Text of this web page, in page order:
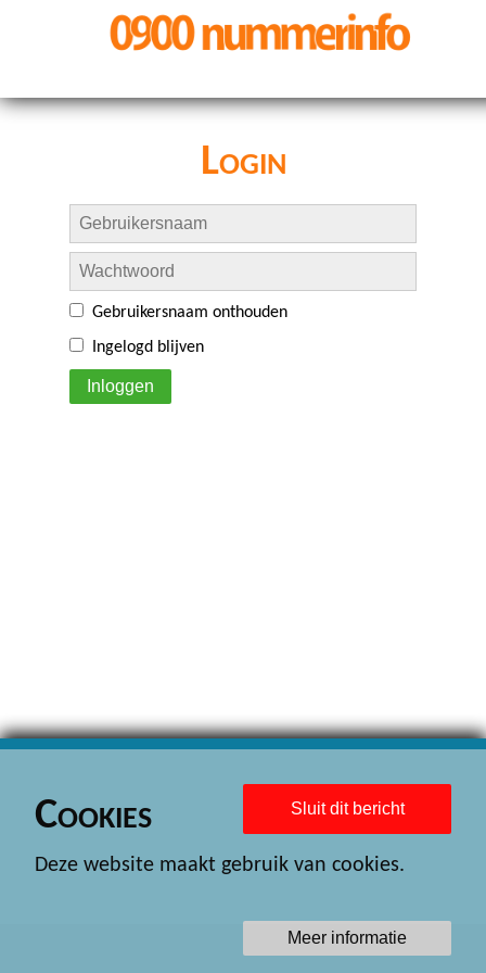
Login
Gebruikersnaam onthouden
Ingelogd blijven
Inloggen
Sluit dit bericht
Cookies
Deze website maakt gebruik van cookies.
Meer informatie